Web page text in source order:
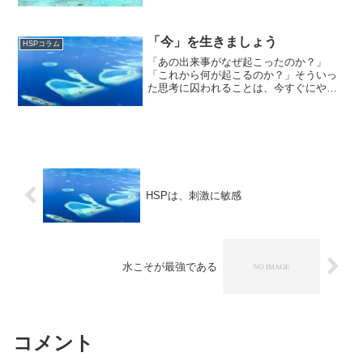
HSPコラム 「今」を生きましょう
「あの出来事がなぜ起こったのか？」
「これから何が起こるのか？」そういっ
た思考に囚われることは、今すぐにやめ
HSPは、刺激に敏感
水こそが最強である
コメント